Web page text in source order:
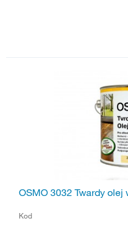
OSMO 3032 Twardy
Kod